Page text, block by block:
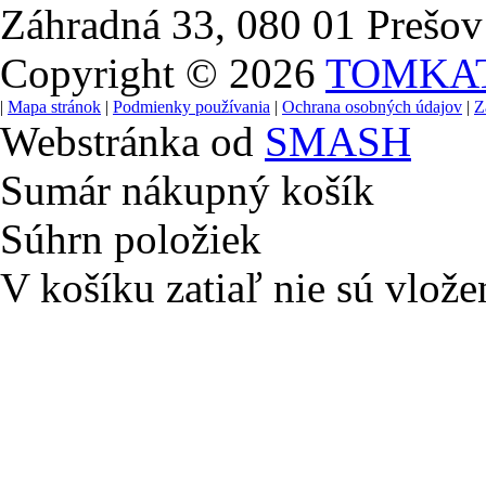
Záhradná 33, 080 01 Prešov
Copyright © 2026
| Mapa stránok | Podmienky používania | Ochrana osobných údajov |
Webstránka od SMASH
Sumár nákupný košík
Súhrn položiek
V košíku zatiaľ nie sú